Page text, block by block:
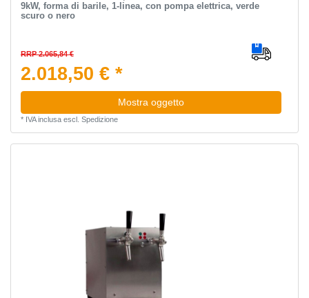
9kW, forma di barile, 1-linea, con pompa elettrica, verde
scuro o nero
RRP 2.065,84 €
2.018,50 € *
Mostra oggetto
* IVA inclusaescl. Spedizione